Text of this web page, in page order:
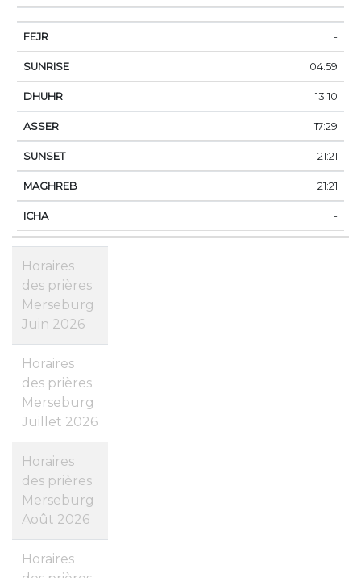
-
04:59
13:10
17:29
21:21
21:21
-
Horaires
des prières
Merseburg
Juin 2026
Horaires
des prières
Merseburg
Juillet 2026
Horaires
des prières
Merseburg
Août 2026
Horaires